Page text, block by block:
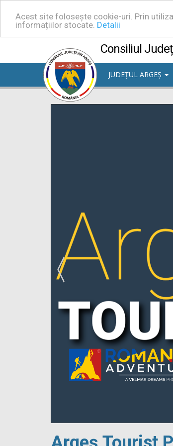
Acest site folosește cookie-uri. Prin
informațiilor stocate. Detalii
Consiliul
JUDEȚUL ARGEȘ